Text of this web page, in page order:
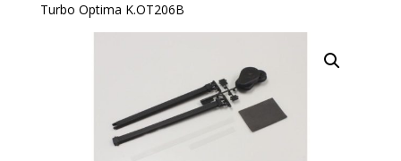
Turbo Optima K.OT206B